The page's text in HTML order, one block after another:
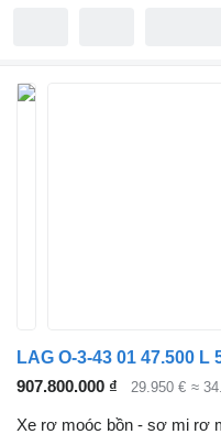
907.800.000 ₫ 29.950 € ≈
Xe rơ moóc bồn - sơ mi rơ